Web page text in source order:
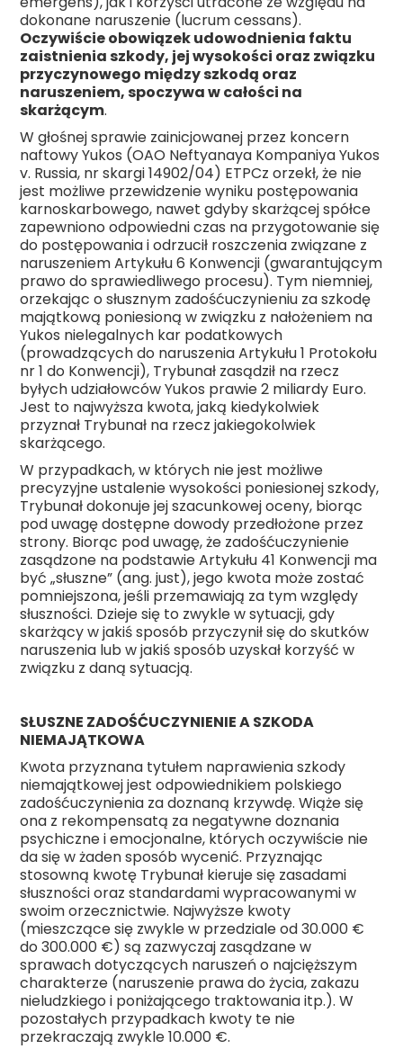
dokonane naruszenie (lucrum cessans).
Oczywiście obowiązek udowodnienia faktu
zaistnienia szkody, jej wysokości oraz związku
przyczynowego między szkodą oraz
naruszeniem, spoczywa w całości na
skarżącym.
W głośnej sprawie zainicjowanej przez koncern
naftowy Yukos (OAO Neftyanaya Kompaniya Yukos
v. Russia, nr skargi 14902/04) ETPCz orzekł, że nie
jest możliwe przewidzenie wyniku postępowania
karnoskarbowego, nawet gdyby skarżącej spółce
zapewniono odpowiedni czas na przygotowanie się
do postępowania i odrzucił roszczenia związane z
naruszeniem Artykułu 6 Konwencji (gwarantującym
prawo do sprawiedliwego procesu). Tym niemniej,
orzekając o słusznym zadośćuczynieniu za szkodę
majątkową poniesioną w związku z nałożeniem na
Yukos nielegalnych kar podatkowych
(prowadzących do naruszenia Artykułu 1 Protokołu
nr 1 do Konwencji), Trybunał zasądził na rzecz
byłych udziałowców Yukos prawie 2 miliardy Euro.
Jest to najwyższa kwota, jaką kiedykolwiek
przyznał Trybunał na rzecz jakiegokolwiek
skarżącego.
W przypadkach, w których nie jest możliwe
precyzyjne ustalenie wysokości poniesionej szkody,
Trybunał dokonuje jej szacunkowej oceny, biorąc
pod uwagę dostępne dowody przedłożone przez
strony. Biorąc pod uwagę, że zadośćuczynienie
zasądzone na podstawie Artykułu 41 Konwencji ma
być „słuszne” (ang. just), jego kwota może zostać
pomniejszona, jeśli przemawiają za tym względy
słuszności. Dzieje się to zwykle w sytuacji, gdy
skarżący w jakiś sposób przyczynił się do skutków
naruszenia lub w jakiś sposób uzyskał korzyść w
związku z daną sytuacją.
SŁUSZNE ZADOŚĆUCZYNIENIE A SZKODA
NIEMAJĄTKOWA
Kwota przyznana tytułem naprawienia szkody
niemajątkowej jest odpowiednikiem polskiego
zadośćuczynienia za doznaną krzywdę. Wiąże się
ona z rekompensatą za negatywne doznania
psychiczne i emocjonalne, których oczywiście nie
da się w żaden sposób wycenić. Przyznając
stosowną kwotę Trybunał kieruje się zasadami
słuszności oraz standardami wypracowanymi w
swoim orzecznictwie. Najwyższe kwoty
(mieszczące się zwykle w przedziale od 30.000 €
do 300.000 €) są zazwyczaj zasądzane w
sprawach dotyczących naruszeń o najcięższym
charakterze (naruszenie prawa do życia, zakazu
nieludzkiego i poniżającego traktowania itp.). W
pozostałych przypadkach kwoty te nie
przekraczają zwykle 10.000 €.